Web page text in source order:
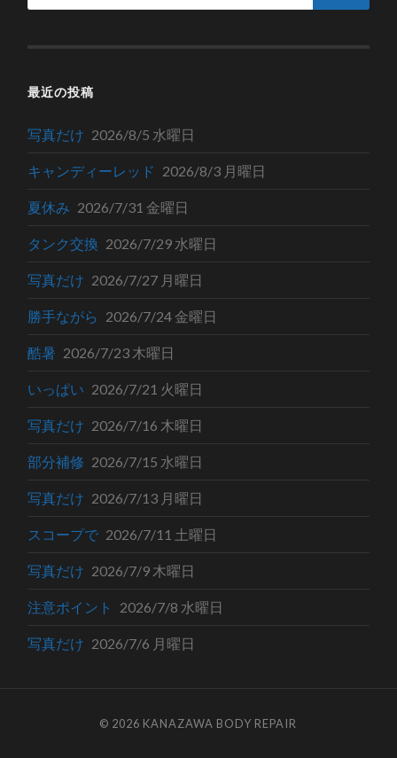
最近の投稿
写真だけ 2026/8/5 水曜日
キャンディーレッド 2026/8/3 月曜日
夏休み 2026/7/31 金曜日
タンク交換 2026/7/29 水曜日
写真だけ 2026/7/27 月曜日
勝手ながら 2026/7/24 金曜日
酷暑 2026/7/23 木曜日
いっぱい 2026/7/21 火曜日
写真だけ 2026/7/16 木曜日
部分補修 2026/7/15 水曜日
写真だけ 2026/7/13 月曜日
スコープで 2026/7/11 土曜日
写真だけ 2026/7/9 木曜日
注意ポイント 2026/7/8 水曜日
写真だけ 2026/7/6 月曜日
© 2026 KANAZAWA BODY REPAIR